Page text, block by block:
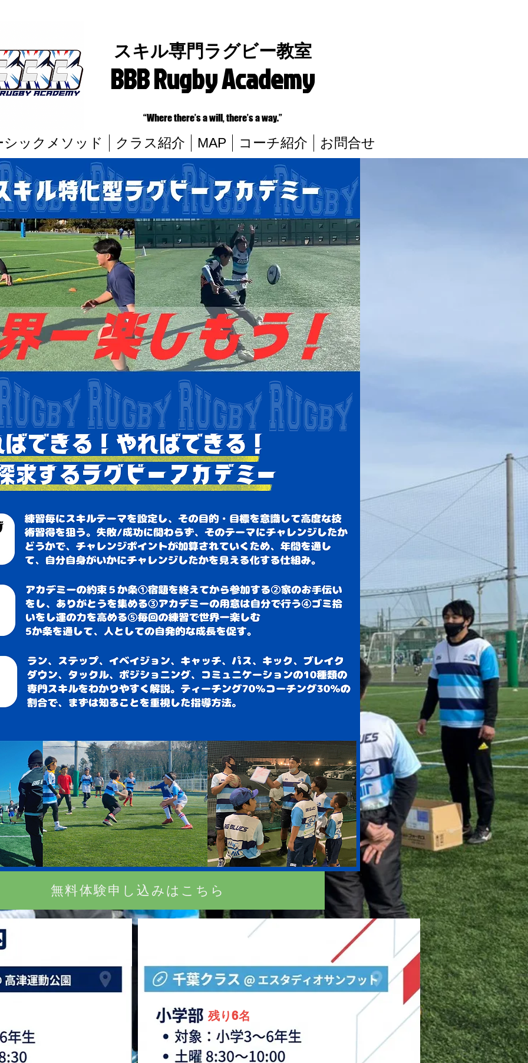
スキル専門ラグビー教室
BBB Rugby Academy
“Where there’s a will, there’s a way.”
シックメソッド クラス紹介 MAP コーチ紹介 お問合せ
無料体験申し込みはこちら
残り6名